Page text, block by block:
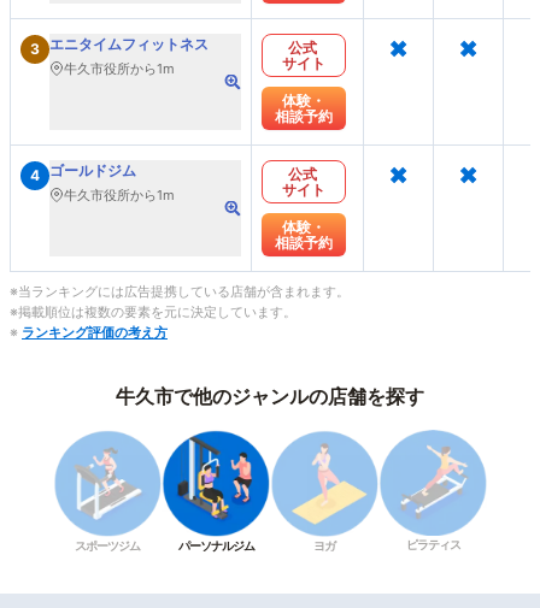
3 エニタイムフィットネス
牛久市役所から1m
公式
サイト
体験・
相談予約
× ×
4 ゴールドジム
牛久市役所から1m
公式
サイト
体験・
相談予約
× ×
※当ランキングには広告提携している店舗が含まれます。
※掲載順位は複数の要素を元に決定しています。
※ ランキング評価の考え方
牛久市で他のジャンルの店舗を探す
スポーツジム パーソナルジム ヨガ ピラティス